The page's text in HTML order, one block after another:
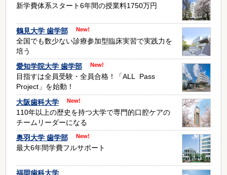
新学費体系スタート6年間の授業料1750万円
鶴見大学 歯学部
全国でも数少ない診療参加型臨床実習で実践力を
培う
愛知学院大学 歯学部
目指すは全員受験・全員合格！「ALL Pass
Project」を始動！
大阪歯科大学
110年以上の歴史を持つ大学で専門的口腔ケアの
チームリーダーになる
奥羽大学 歯学部
最大6年間学費フルサポート
福岡歯科大学